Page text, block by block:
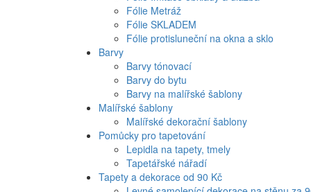
Fólie Metráž
Fólie SKLADEM
Fólie protisluneční na okna a sklo
Barvy
Barvy tónovací
Barvy do bytu
Barvy na malířské šablony
Malířské šablony
Malířské dekorační šablony
Pomůcky pro tapetování
Lepidla na tapety, tmely
Tapetářské nářadí
Tapety a dekorace od 90 Kč